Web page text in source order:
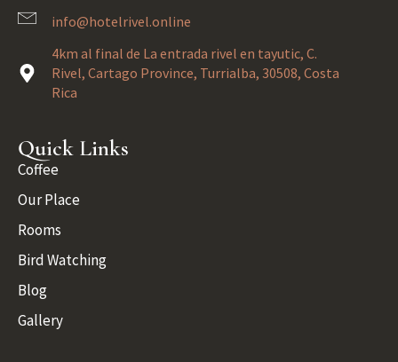
info@hotelrivel.online
4km al final de La entrada rivel en tayutic, C.
Rivel, Cartago Province, Turrialba, 30508, Costa
Rica
Quick Links
Coffee
Our Place
Rooms
Bird Watching
Blog
Gallery